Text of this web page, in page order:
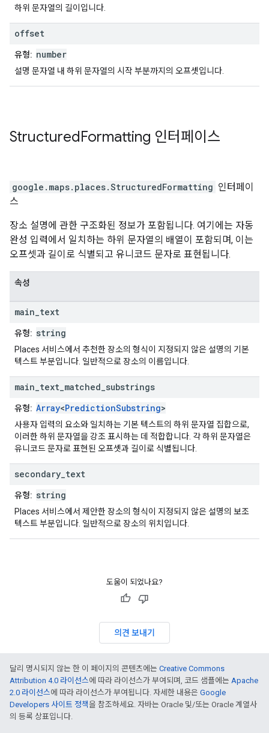
하위 문자열의 길이입니다.
offset
유형: number
설명 문자열 내 하위 문자열의 시작 부분까지의 오프셋입니다.
StructuredFormatting 인터페이스
google.maps.places.StructuredFormatting 인터페이
스
장소 설명에 관한 구조화된 정보가 포함됩니다. 여기에는 자동
완성 입력에서 일치하는 하위 문자열의 배열이 포함되며, 이는
오프셋과 길이로 식별되고 유니코드 문자로 표현됩니다.
속성
main text
유형: string
Places 서비스에서 추천한 장소의 형식이 지정되지 않은 설명의 기본
텍스트 부분입니다. 일반적으로 장소의 이름입니다.
main text matched substrings
유형: Array<PredictionSubstring>
사용자 입력의 요소와 일치하는 기본 텍스트의 하위 문자열 집합으로,
이러한 하위 문자열을 강조 표시하는 데 적합합니다. 각 하위 문자열은
유니코드 문자로 표현된 오프셋과 길이로 식별됩니다.
secondary text
유형: string
Places 서비스에서 제안한 장소의 형식이 지정되지 않은 설명의 보조
텍스트 부분입니다. 일반적으로 장소의 위치입니다.
도움이 되었나요?
의견 보내기
달리 명시되지 않는 한 이 페이지의 콘텐츠에는 Creative Commons
Attribution 4.0 라이선스에 따라 라이선스가 부여되며, 코드 샘플에는 Apache
2.0 라이선스에 따라 라이선스가 부여됩니다. 자세한 내용은 Google
Developers 사이트 정책을 참조하세요. 자바는 Oracle 및/또는 Oracle 계열사
의 등록 상표입니다.